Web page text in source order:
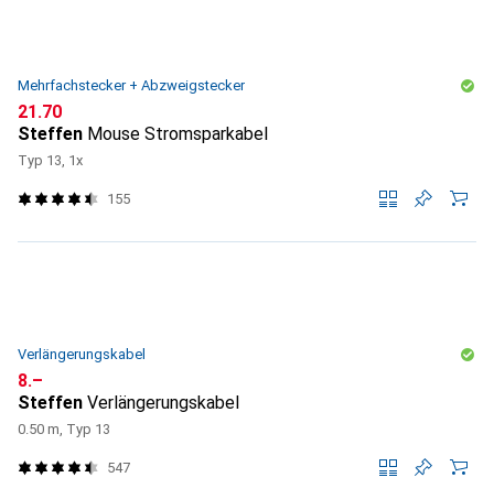
Mehrfachstecker + Abzweigstecker
CHF
21.70
Steffen Mouse Stromsparkabel
Typ 13, 1x
155
Verlängerungskabel
CHF
8.–
Steffen Verlängerungskabel
0.50 m, Typ 13
547